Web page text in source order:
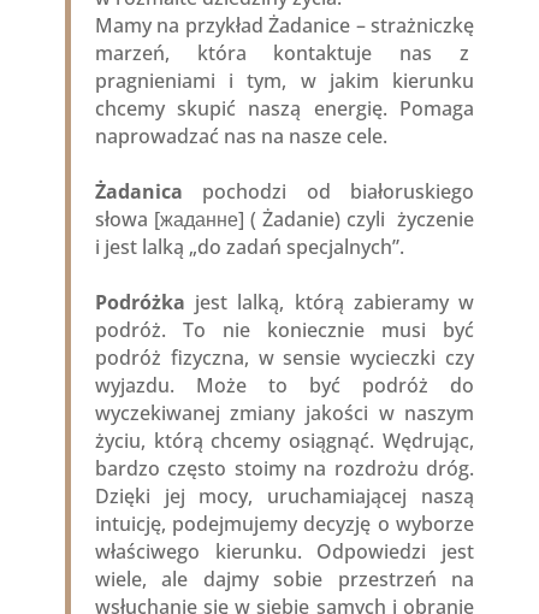
Mamy na przykład Żadanice – strażniczkę
marzeń, która kontaktuje nas z
pragnieniami i tym, w jakim kierunku
chcemy skupić naszą energię. Pomaga
naprowadzać nas na nasze cele.
Żadanica pochodzi od białoruskiego
słowa [жаданне] ( Żadanie) czyli życzenie
i jest lalką „do zadań specjalnych”.
Podróżka jest lalką, którą zabieramy w
podróż. To nie koniecznie musi być
podróż fizyczna, w sensie wycieczki czy
wyjazdu. Może to być podróż do
wyczekiwanej zmiany jakości w naszym
życiu, którą chcemy osiągnąć. Wędrując,
bardzo często stoimy na rozdrożu dróg.
Dzięki jej mocy, uruchamiającej naszą
intuicję, podejmujemy decyzję o wyborze
właściwego kierunku. Odpowiedzi jest
wiele, ale dajmy sobie przestrzeń na
wsłuchanie się w siebie samych i obranie